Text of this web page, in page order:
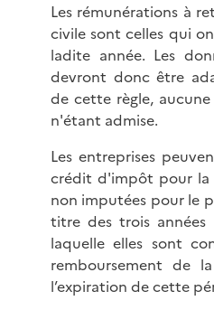
Les rémunérations à
civile sont celles qui
ladite année. Les
devront donc être
de cette règle,
n'étant admise.
Les entreprises
crédit d'impôt pour
non imputées pour le
titre des trois
laquelle elles sont
remboursement de
l’expiration de cette